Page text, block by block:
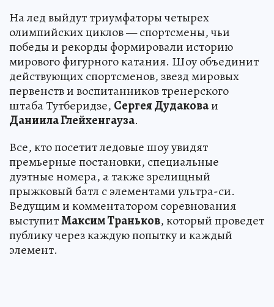
На лед выйдут триумфаторы четырех
олимпийских циклов — спортсмены, чьи
победы и рекорды формировали историю
мирового фигурного катания. Шоу объединит
действующих спортсменов, звезд мировых
первенств и воспитанников тренерского
штаба Тутберидзе, Сергея Дудаковаи
Даниила Глейхенгауза.
Все, кто посетит ледовые шоу увидят
премьерные постановки, специальные
дуэтные номера, а также зрелищный
прыжковый батл с элементами ультра-си.
Ведущим и комментатором соревнования
выступитМаксим Траньков, который проведет
публику через каждую попытку и каждый
элемент.